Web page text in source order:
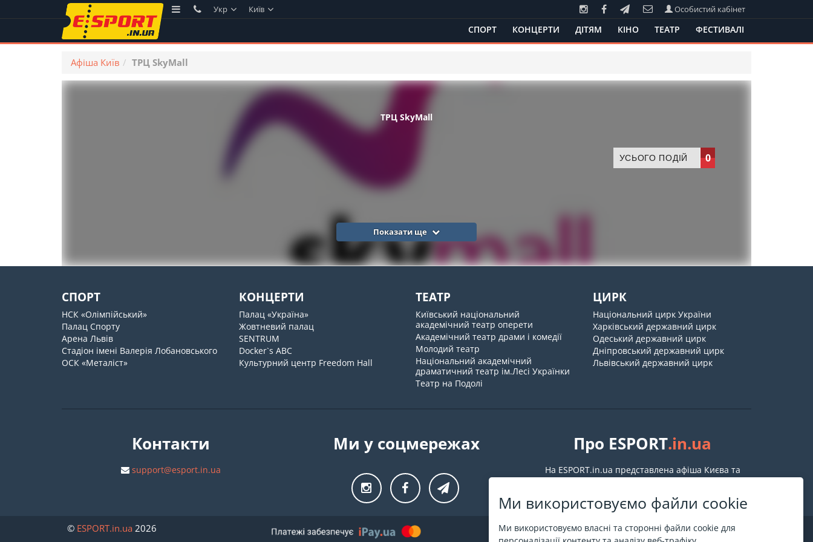
Ми використовуємо файли cookie
Ми використовуємо власні та сторонні файли cookie для
Укр Київ Особистий кабінет
СПОРТ КОНЦЕРТИ ДІТЯМ КІНО ТЕАТР ФЕСТИВАЛІ
Афіша Київ ТРЦ SkyMall
ТРЦ SkyMall
УСЬОГО ПОДІЙ 0
Показати ще
СПОРТ
НСК «Олімпійський»
Палац Спорту
Арена Львів
Стадіон імені Валерія Лобановського
ОСК «Металіст»
КОНЦЕРТИ
Палац «Україна»
Жовтневий палац
SENTRUM
Docker`s ABC
Культурний центр Freedom Hall
ТЕАТР
Київський національний
академічний театр оперети
Академічний театр драми і комедії
Молодий театр
Національний академічний
драматичний театр ім.Лесі Українки
Театр на Подолі
ЦИРК
Національний цирк України
Харківський державний цирк
Одеський державний цирк
Дніпровський державний цирк
Львівський державний цирк
Контакти
support@esport.in.ua
Ми у соцмережах Про ESPORT.in.ua
На ESPORT.in.ua представлена афіша Києва та
© ESPORT.in.ua 2026